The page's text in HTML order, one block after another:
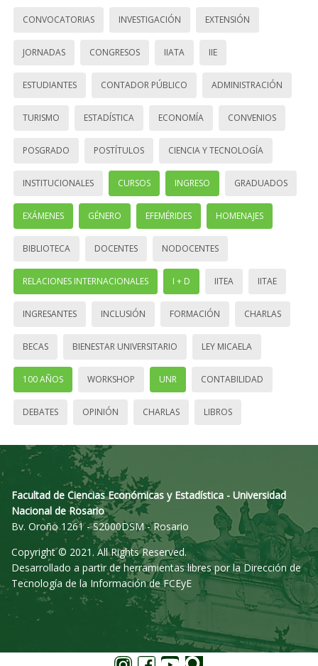
CONVOCATORIAS INVESTIGACIÓN EXTENSIÓN
JORNADAS CONGRESOS IIATA IIE
ESTUDIANTES CONTADOR PÚBLICO ADMINISTRACIÓN
TURISMO ESTADÍSTICA ECONOMÍA CONVENIOS
POSGRADO POSTÍTULOS CIENCIA Y TECNOLOGÍA
INSTITUCIONALES CURSOS INGRESO GRADUADOS
EXÁMENES GÉNERO EFEMÉRIDES HOMENAJES
BIBLIOTECA DOCENTES NODOCENTES
RELACIONES INTERNACIONALES I + D IITEA IITAE
INGRESANTES INCLUSIÓN FORMACIÓN CHARLAS
BECAS BIENESTAR UNIVERSITARIO LEY MICAELA
100 AÑOS WORKSHOP UNR CONTABILIDAD
DEBATES OPINIÓN CHARLAS LIBROS
Facultad de Ciencias Económicas y Estadística - Universidad
Nacional de Rosario
Bv. Oroño 1261 - S2000DSM - Rosario
Copyright © 2021. All Rights Reserved.
Desarrollado a partir de herramientas libres por la Dirección de
Tecnología de la Información de FCEyE